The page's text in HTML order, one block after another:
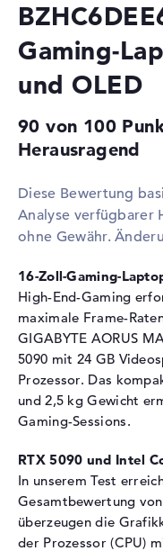
Grafikkarte
Grafikprozessor
Videospeicher
RAM
2. Steckplatz
Installiert
Festplatte
Festplatte
Schnittstelle
2. Festplatte
Schnittstelle (2.
Festplatte)
Laufwerks-Typ
Display
Display-Typ
Gaming-
und OLED
90 von 100
Herausragend
Diese Bewertung
Analyse verfügbarer
ohne Gewähr.
16-Zoll-Gaming-
High-End-Gaming
maximale Frame-
GIGABYTE AORUS
5090 mit 24 GB
Prozessor. Das
und 2,5 kg Gewicht
Gaming-Sessions.
RTX 5090 und Intel
In unserem Test
Gesamtbewertung
überzeugen die
der Prozessor (CPU)